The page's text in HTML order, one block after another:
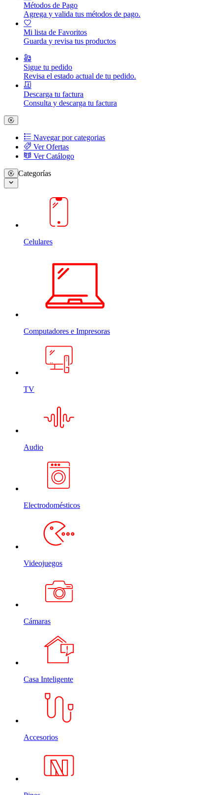
Métodos de Pago
Agrega y valida tus métodos de pago.
Mi lista de Favoritos
Guarda y revisa tus productos
Sigue tu pedido
Revisa el estado actual de tu pedido.
Descarga tu factura
Consulta y descarga tu factura
Navegar por categorias
Ver Ofertas
Ver Catálogo
Categorías
Celulares
Computadores e Impresoras
TV
Audio
Electrodomésticos
Videojuegos
Cámaras
Casa Inteligente
Accesorios